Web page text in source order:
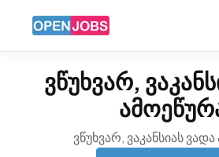
ვწუხვარ,
ვწუხვარ, ვაკანსიას